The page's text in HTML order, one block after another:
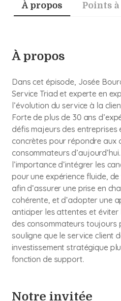
À propos Points
À propos
Dans cet épisode, Josée
Service Triad et experte en
l’évolution du service à la
Forte de plus de 30 ans
défis majeurs des
concrètes pour répondre aux
consommateurs
l’importance d’intégrer les
pour une expérience fluide,
afin d’assurer une prise en
cohérente, et d’adopter une
anticiper les attentes et éviter
des consommateurs toujours
souligne que le service client
investissement stratégique
fonction de support.
Notre invitée